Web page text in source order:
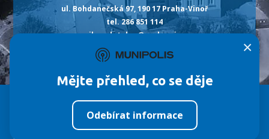
ul. Bohdanečská 97, 190 17 Praha-Vinoř
tel. 286 851 114
e-mail: podatelna@praha-vinor.cz
id datové schránky: m5pbt2p
Tvorba webových stránek: ImperialMedia
Městská část Úřad MČ Život ve Vinoři
Nahlásit chybu
×
Mějte přehled, co se děje
Odebírat informace